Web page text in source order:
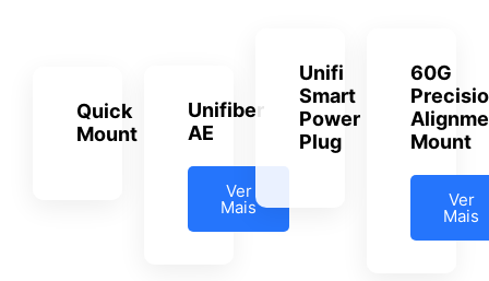
Quick
Mount
Unifiber
AE
Ver
Mais
Unifi
Smart
Power
Plug
60G
Mount
Ver
Mais